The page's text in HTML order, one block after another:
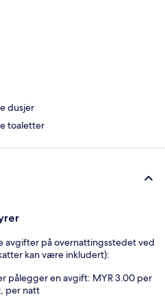
dusjer
toaletter
avgifter på overnattingsstedet ved
kan være inkludert):
pålegger en avgift: MYR 3.00 per
per natt